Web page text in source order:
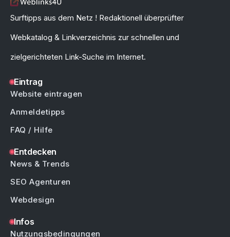
Surftipps aus dem Netz ! Redaktionell überprüfter
Webkatalog & Linkverzeichnis zur schnellen und
zielgerichteten Link-Suche im Internet.
Eintrag
Website eintragen
Anmeldetipps
FAQ / Hilfe
Entdecken
News & Trends
SEO Agenturen
Webdesign
Infos
Nutzungsbedingungen